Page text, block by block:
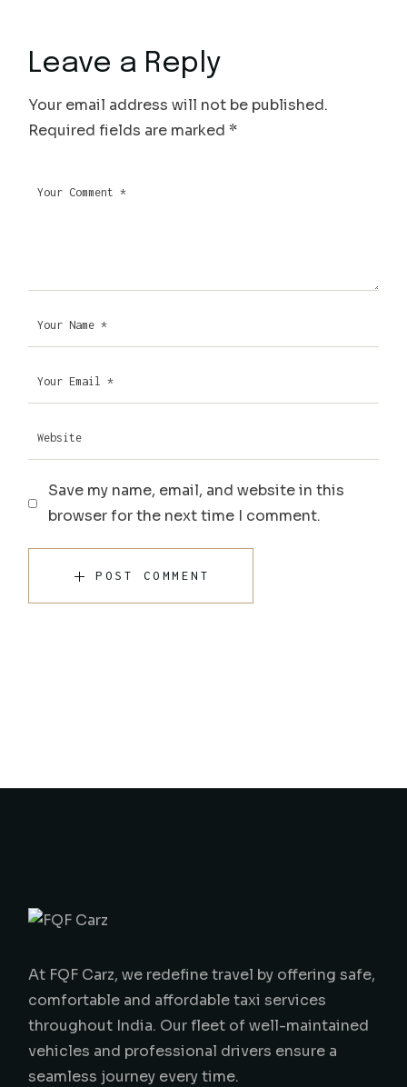
Leave a Reply
Your email address will not be published.
Required fields are marked*
Save my name, email, and website in this
browser for the next time I comment.
POST COMMENT
At FQF Carz, we redefine travel by offering safe,
comfortable and affordable taxi services
throughout India. Our fleet of well-maintained
vehicles and professional drivers ensure a
seamless journey every time.